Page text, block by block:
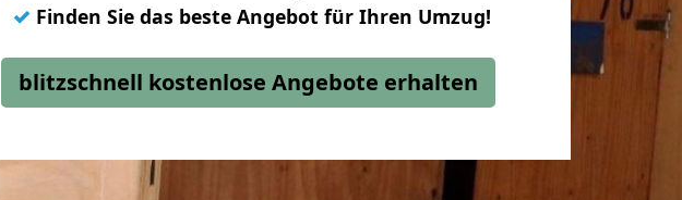
✓ Finden Sie das beste Angebot für Ihren Umzug!
blitzschnell kostenlose Angebote erhalten